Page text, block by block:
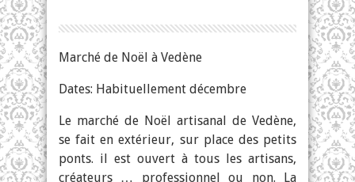
Marché de Noël à Vedène
Dates: Habituellement décembre
Le marché de Noël artisanal de Vedène,
se fait en extérieur, sur place des petits
ponts. il est ouvert à tous les artisans,
créateurs … professionnel ou non. La